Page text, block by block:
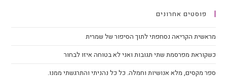
פוסטים אחרונים
מראשית הקריאה נסחפתי לתוך הסיפור של שמרית
כשקוראת מפרסמת שתי תגובות ואני לא בטוחה איזו לבחור
ספר מקסים, מלא אנושיות וחמלה. כל כל נהניתי והתרגשתי ממנו.